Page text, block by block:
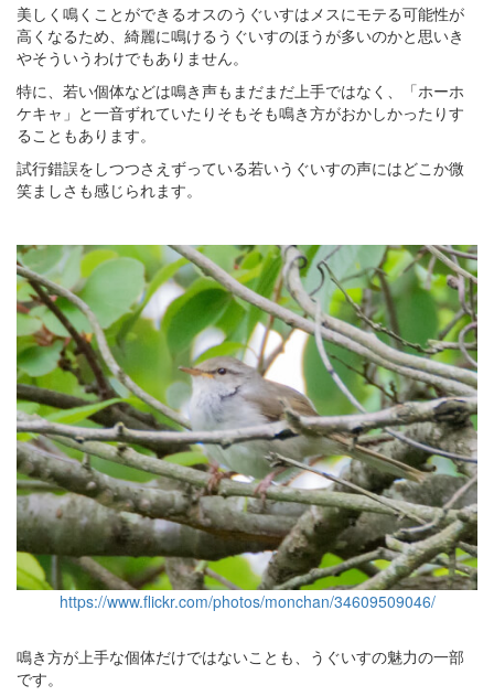
美しく鳴くことができるオスのうぐいすはメスにモテる可能性が
高くなるため、綺麗に鳴けるうぐいすのほうが多いのかと思いき
やそういうわけでもありません。
特に、若い個体などは鳴き声もまだまだ上手ではなく、「ホーホ
ケキャ」と一音ずれていたりそもそも鳴き方がおかしかったりす
ることもあります。
試行錯誤をしつつさえずっている若いうぐいすの声にはどこか微
笑ましさも感じられます。
https://www.flickr.com/photos/monchan/34609509046/
鳴き方が上手な個体だけではないことも、うぐいすの魅力の一部
です。